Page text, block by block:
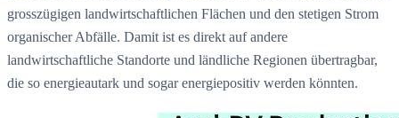
grosszügigen landwirtschaftlichen Flächen und den stetigen Strom
organischer Abfälle. Damit ist es direkt auf andere
landwirtschaftliche Standorte und ländliche Regionen übertragbar,
die so energieautark und sogar energiepositiv werden könnten.